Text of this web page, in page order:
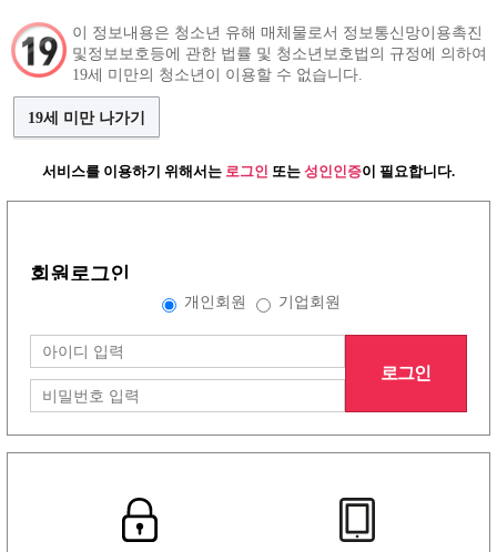
구인정보 인재정보 커뮤니티
언니들이야기(79건) 댓글쓰기
글작성
로그인 이용약관 개인정보방침 고객센터 PC버전
사업자: 616-37-71572 통판: 제2015-55호
직업정보: 의정부 제2015-8호 메일 :hjs5609@hanmail.net
이 정보내용은 청소년 유해 매체물로서 정보통신망이용촉진
및정보보호등에 관한 법률 및 청소년보호법의 규정에 의하여
19세 미만의 청소년이 이용할 수 없습니다.
19세 미만 나가기
서비스를 이용하기 위해서는 로그인 또는 성인인증이 필요합니다.
회원로그인
개인회원 기업회원
로그인